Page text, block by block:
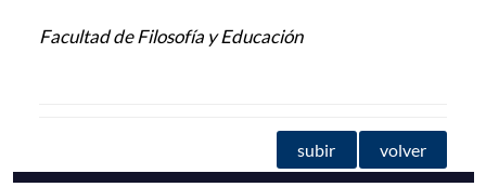
Facultad de Filosofía y Educación
subir volver